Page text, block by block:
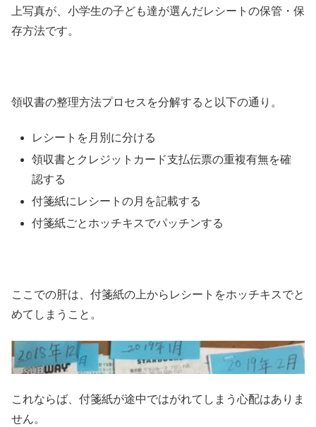
上写真が、小学生の子ども達が選んだレシートの保管・保
存方法です。
領収書の整理方法プロセスを分解すると以下の通り。
レシートを月別に分ける
領収書とクレジットカード支払伝票の重複有無を確
認する
付箋紙にレシートの月を記載する
付箋紙ごとホッチキスでパッチンする
ここでの肝は、付箋紙の上からレシートをホッチキスでと
めてしまうこと。
これならば、付箋紙が途中ではがれてしまう心配はありま
せん。